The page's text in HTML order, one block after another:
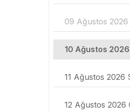
09 Ağustos 2026
10 Ağustos
11 Ağustos 2026
12 Ağustos 2026